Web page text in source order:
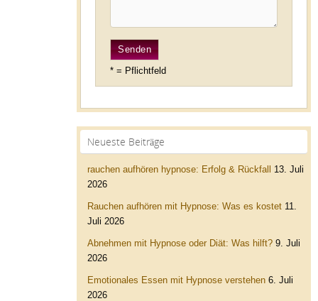
* = Pflichtfeld
Neueste Beiträge
rauchen aufhören hypnose: Erfolg & Rückfall
13. Juli
2026
Rauchen aufhören mit Hypnose: Was es kostet 11.
Juli 2026
Abnehmen mit Hypnose oder Diät: Was hilft? 9. Juli
2026
Emotionales Essen mit Hypnose verstehen 6. Juli
2026